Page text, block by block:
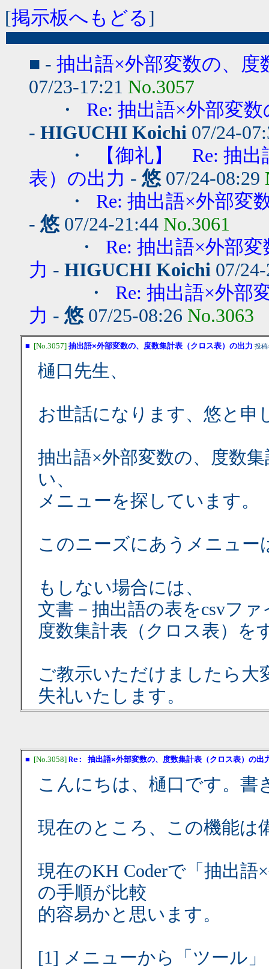
[掲示板へもどる]
■ - 抽出語×外部変数の、
07/23-17:21 No.3057
・ Re: 抽出語×外部変
- HIGUCHI Koichi 07/24-
・
【御礼】 Re: 抽
表）の出力 - 悠07/24-08:29
・ Re: 抽出語×外部変
- 悠07/24-21:44 No.3061
・ Re: 抽出語×外部
力 - HIGUCHI Koichi 07/
・ Re: 抽出語×外部
力 - 悠07/25-08:26 No.3063
■ [No.3057] 抽出語×外部変数の、度数集計表（クロス表）の出力 投稿
樋口先生、
お世話になります、悠と申
抽出語×外部変数の、度数
い、
メニューを探しています。
このニーズにあうメニュー
もしない場合には、
文書－抽出語の表をcsvフ
度数集計表（クロス表）を
ご教示いただけましたら大
失礼いたします。
■ [No.3058] Re: 抽出語×外部変数の、度数集計表（クロス表）の出
こんにちは、樋口です。書
現在のところ、この機能は
現在のKH Coderで「抽出
の手順が比較
的容易かと思います。
[1] メニューから「ツール